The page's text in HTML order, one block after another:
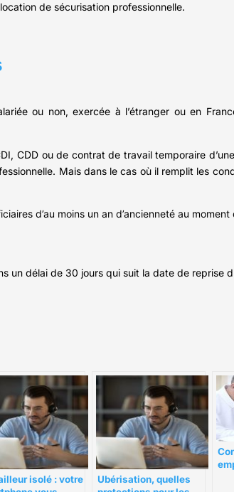
de sécurisation professionnelle.
ou non, exercée à l’étranger ou en
CDD ou de contrat de travail temporaire
Mais dans le cas où il remplit les
d’au moins un an d’ancienneté au
un délai de 30 jours qui suit la date de reprise
isolé : votre
Ubérisation, quelles